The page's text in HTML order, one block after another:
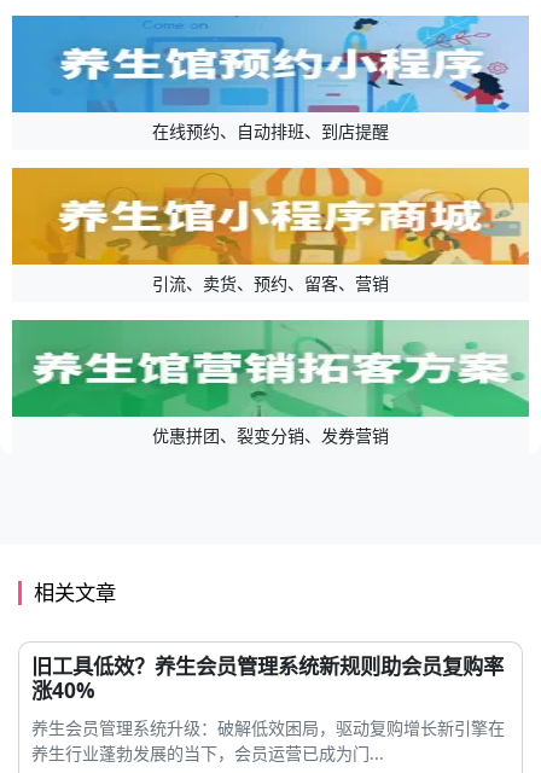
在线预约、自动排班、到店提醒
引流、卖货、预约、留客、营销
优惠拼团、裂变分销、发券营销
相关文章
旧工具低效？养生会员管理系统新规则助会员复购率
涨40%
养生会员管理系统升级：破解低效困局，驱动复购增长新引擎在
养生行业蓬勃发展的当下，会员运营已成为门...